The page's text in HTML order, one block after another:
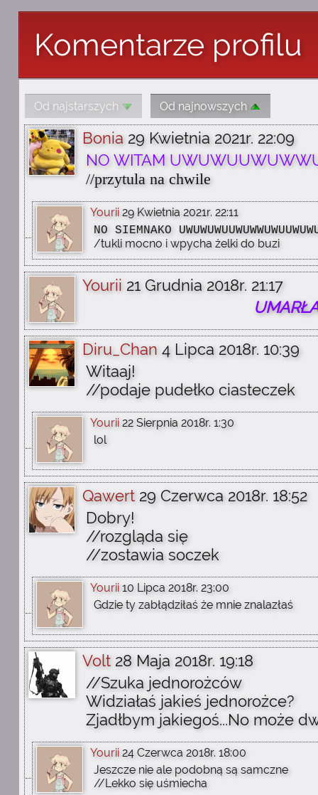
Komentarze profilu
Od najstarszych Od najnowszych
Bonia 29 Kwietnia 2021r. 22:09
NO WITAM
//przytula na chwile
Yourii 29 Kwietnia 2021r. 22:11
NO SIEMNAKO
/tukli mocno i wpycha żelki do buzi
Yourii 21 Grudnia 2018r. 21:17
Diru_Chan 4 Lipca 2018r. 10:39
Witaaj!
//podaje pudełko ciasteczek
Yourii 22 Sierpnia 2018r. 1:30
lol
Qawert 29 Czerwca 2018r. 18:52
Dobry!
//rozgląda się
//zostawia soczek
Yourii 10 Lipca 2018r. 23:00
Gdzie ty zabłądziłaś że mnie znalazłaś
Volt 28 Maja 2018r. 19:18
//Szuka jednorożców
Widziałaś jakieś jednorożce?
Zjadłbym jakiegoś...No może
Yourii 24 Czerwca 2018r. 18:00
Jeszcze nie ale podobną są samczne
//Lekko się uśmiecha